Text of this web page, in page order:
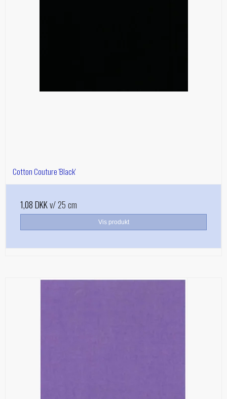
Cotton Couture 'Black'
1,08 DKKv/ 25 cm
Vis produkt